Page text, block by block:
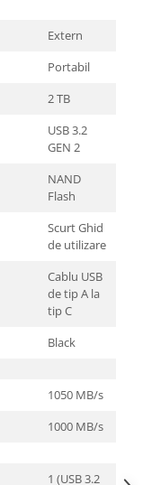
Extern
Portabil
2 TB
USB 3.2
GEN 2
NAND
Flash
Scurt Ghid
de utilizare
Cablu USB
de tip A la
tip C
Black
1050 MB/s
1000 MB/s
1 (USB 3.2